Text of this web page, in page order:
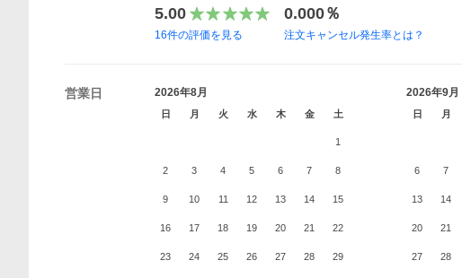
5.00
16件の評価を見る
0.000％
注文キャンセル発生率とは？
営業日 2026年8月
日 月 火 水 木 金 土
1
2 3 4 5 6 7 8
9 10 11 12 13 14 15
16 17 18 19 20 21 22
23 24 25 26 27 28 29
2026年9月
日 月
6 7
13 14
20 21
27 28